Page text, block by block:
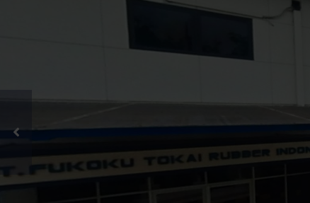
Trusted
supplier
with ISO
standards